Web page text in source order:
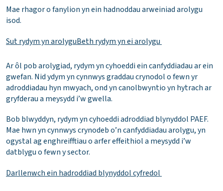
Mae rhagor o fanylion yn ein hadnoddau arweiniad arolygu
isod.
Sut rydym yn arolyguBeth rydym yn ei arolygu
Ar ôl pob arolygiad, rydym yn cyhoeddi ein canfyddiadau ar ein
gwefan. Nid ydym yn cynnwys graddau crynodol o fewn yr
adroddiadau hyn mwyach, ond yn canolbwyntio yn hytrach ar
gryfderau a meysydd i’w gwella.
Bob blwyddyn, rydym yn cyhoeddi adroddiad blynyddol PAEF.
Mae hwn yn cynnwys crynodeb o’n canfyddiadau arolygu, yn
ogystal ag enghreifftiau o arfer effeithiol a meysydd i’w
datblygu o fewn y sector.
Darllenwch ein hadroddiad blynyddol cyfredol